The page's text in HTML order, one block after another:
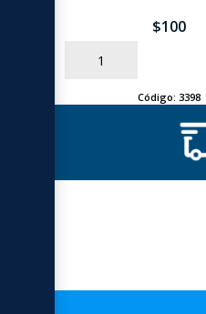
$100
AÑADIR
Código:3398